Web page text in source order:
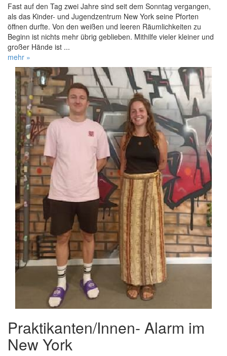
Fast auf den Tag zwei Jahre sind seit dem Sonntag vergangen,
als das Kinder- und Jugendzentrum New York seine Pforten
öffnen durfte. Von den weißen und leeren Räumlichkeiten zu
Beginn ist nichts mehr übrig geblieben. Mithilfe vieler kleiner und
großer Hände ist ...
mehr »
Praktikanten/Innen- Alarm im
New York